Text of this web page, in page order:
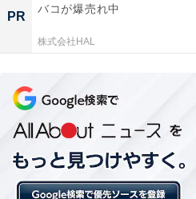
第1位：長野県
第1位は「長野県」でした。澄
PR
バコが爆売れ中
株式会社HAL